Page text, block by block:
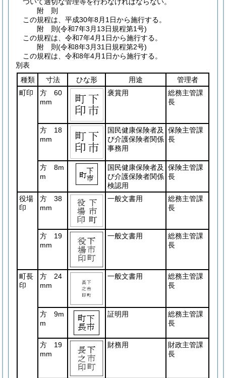
附 則
この規程は、平成30年8月1日から施行する。
附 則(令和7年3月13日規程第1号)
この規程は、令和7年4月1日から施行する。
附 則(令和8年3月31日規程第2号)
この規程は、令和8年4月1日から施行する。
別表
種類
寸法 ひな形 用途
管理者
町印
方 60
mm
褒賞用
総務主管課
長
方 18
mm
国民健康保険者及
び介護保険者関係
事務用
保険主管課
長
方 8m
m
国民健康保険者及
び介護保険者関係
検認用
保険主管課
長
役場
印
方 38
mm
一般文書用
総務主管課
長
方 19
mm
一般文書用
総務主管課
長
町長
印
方 24
mm
一般文書用
総務主管課
長
方 9m
m
証明用
総務主管課
長
方 19
mm
財務用
財政主管課
長